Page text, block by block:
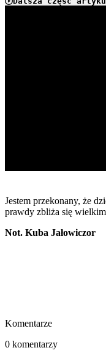
Jestem przekonany, że
prawdy zbliża się
Not. Kuba Jałowiczor
Komentarze
0 komentarzy